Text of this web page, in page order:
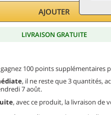
AJOUTER
LIVRAISON GRATUITE
gagnez 100 points supplémentaires
, il ne reste que 3 quantités,
7 août.
, avec ce produit, la livraison de